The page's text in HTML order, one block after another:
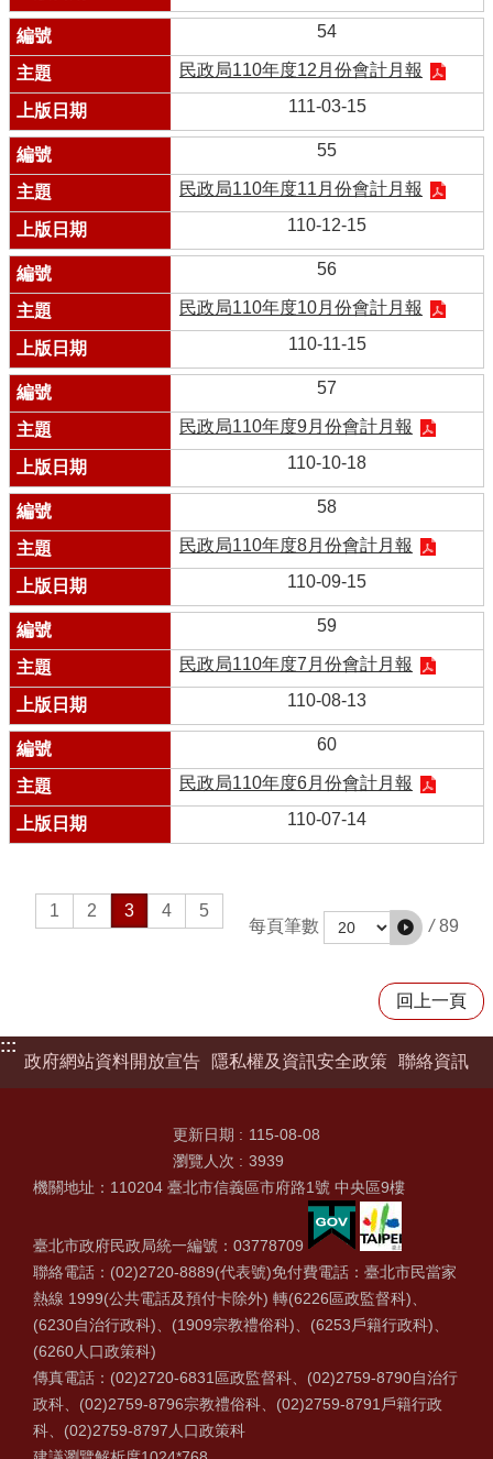
54
民政局110年度12月份會計月報
111-03-15
55
民政局110年度11月份會計月報
110-12-15
56
民政局110年度10月份會計月報
110-11-15
57
民政局110年度9月份會計月報
110-10-18
58
民政局110年度8月份會計月報
110-09-15
59
民政局110年度7月份會計月報
110-08-13
60
民政局110年度6月份會計月報
110-07-14
1 2 3 4
5
每頁筆數
/ 89
回上一頁
:::
政府網站資料開放宣告
隱私權及資訊安全政策 聯絡資訊
更新日期
115-08-08
瀏覽人次
3939
機關地址：110204 臺北市信義區市府路1號 中央區9樓
臺北市政府民政局統一編號：03778709
聯絡電話：(02)2720-8889(代表號)免付費電話：臺北市民當家
熱線 1999(公共電話及預付卡除外) 轉(6226區政監督科)、
(6230自治行政科)、(1909宗教禮俗科)、(6253戶籍行政科)、
(6260人口政策科)
傳真電話：(02)2720-6831區政監督科、(02)2759-8790自治行
政科、(02)2759-8796宗教禮俗科、(02)2759-8791戶籍行政
科、(02)2759-8797人口政策科